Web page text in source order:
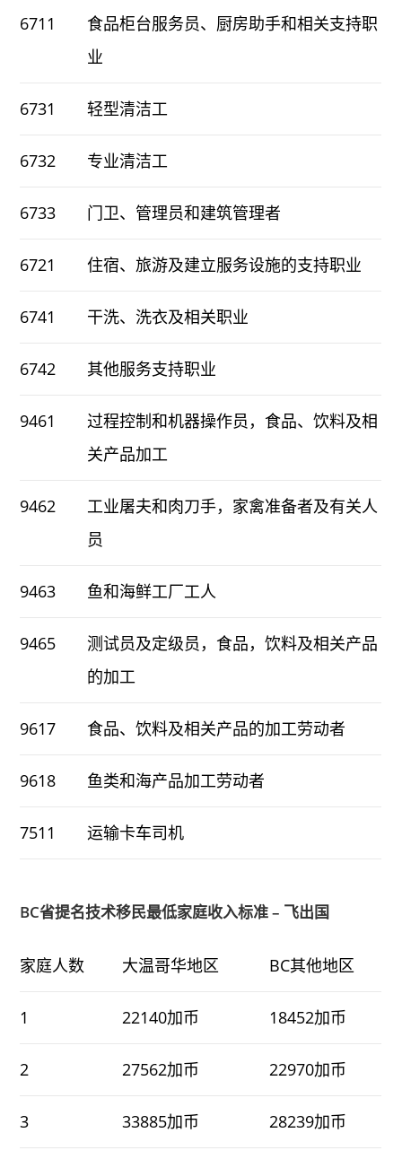
6711
食品柜台服务员、厨房助手和相关支持职
业
6731 轻型清洁工
6732 专业清洁工
6733 门卫、管理员和建筑管理者
6721 住宿、旅游及建立服务设施的支持职业
6741 干洗、洗衣及相关职业
6742 其他服务支持职业
9461
过程控制和机器操作员，食品、饮料及相
关产品加工
9462
工业屠夫和肉刀手，家禽准备者及有关人
员
9463 鱼和海鲜工厂工人
9465
测试员及定级员，食品，饮料及相关产品
的加工
9617 食品、饮料及相关产品的加工劳动者
9618 鱼类和海产品加工劳动者
7511 运输卡车司机
BC省提名技术移民最低家庭收入标准 – 飞出国
家庭人数 大温哥华地区 BC其他地区
1 22140加币 18452加币
2 27562加币 22970加币
3 33885加币 28239加币